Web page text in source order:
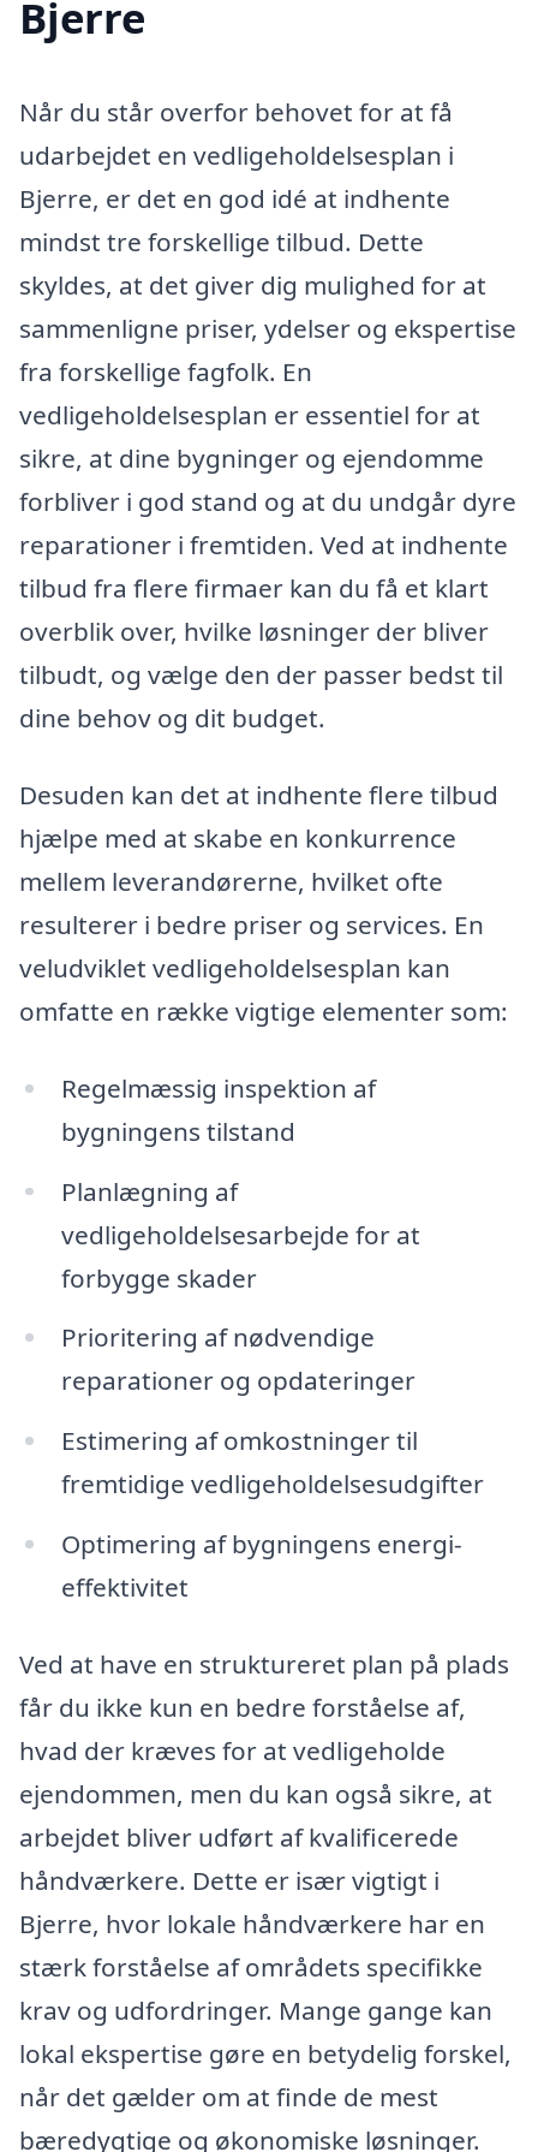
Bjerre
Når du står overfor behovet for at få
udarbejdet en vedligeholdelsesplan i
Bjerre, er det en god idé at indhente
mindst tre forskellige tilbud. Dette
skyldes, at det giver dig mulighed for at
sammenligne priser, ydelser og ekspertise
fra forskellige fagfolk. En
vedligeholdelsesplan er essentiel for at
sikre, at dine bygninger og ejendomme
forbliver i god stand og at du undgår dyre
reparationer i fremtiden. Ved at indhente
tilbud fra flere firmaer kan du få et klart
overblik over, hvilke løsninger der bliver
tilbudt, og vælge den der passer bedst til
dine behov og dit budget.
Desuden kan det at indhente flere tilbud
hjælpe med at skabe en konkurrence
mellem leverandørerne, hvilket ofte
resulterer i bedre priser og services. En
veludviklet vedligeholdelsesplan kan
omfatte en række vigtige elementer som:
Regelmæssig inspektion af
bygningens tilstand
Planlægning af
vedligeholdelsesarbejde for at
forbygge skader
Prioritering af nødvendige
reparationer og opdateringer
Estimering af omkostninger til
fremtidige vedligeholdelsesudgifter
Optimering af bygningens energi-
effektivitet
Ved at have en struktureret plan på plads
får du ikke kun en bedre forståelse af,
hvad der kræves for at vedligeholde
ejendommen, men du kan også sikre, at
arbejdet bliver udført af kvalificerede
håndværkere. Dette er især vigtigt i
Bjerre, hvor lokale håndværkere har en
stærk forståelse af områdets specifikke
krav og udfordringer. Mange gange kan
lokal ekspertise gøre en betydelig forskel,
når det gælder om at finde de mest
bæredygtige og økonomiske løsninger.